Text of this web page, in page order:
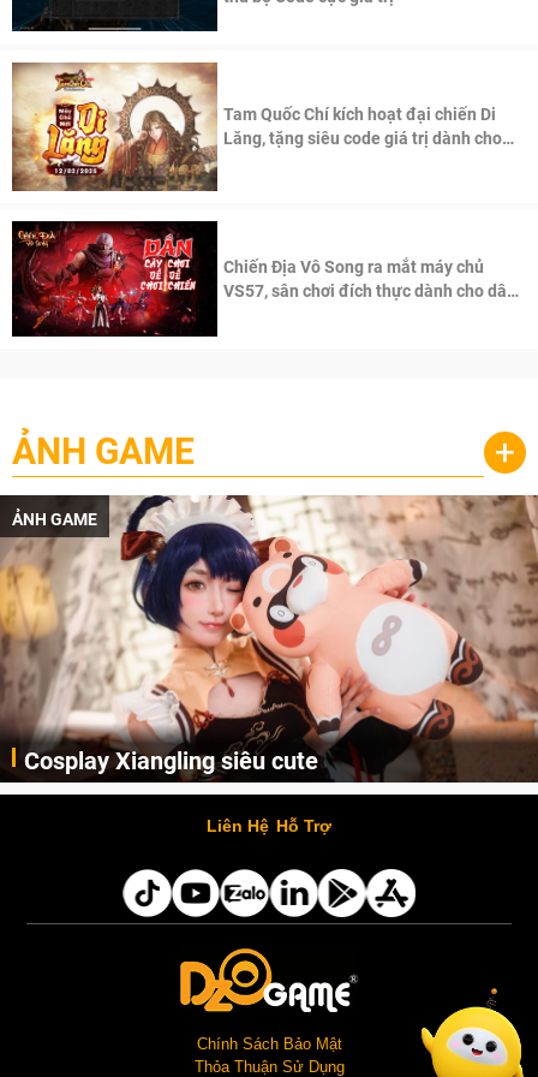
Tam Quốc Chí kích hoạt đại chiến Di
Lăng, tặng siêu code giá trị dành cho
Chiến Địa Vô Song ra mắt máy chủ
VS57, sân chơi đích thực dành cho dân
ẢNH GAME +
ẢNH GAME
Cosplay Xiangling siêu cute
Cùng thưởng thức những hình ảnh cosplay Xiangling trong Genshin Impact siêu dễ thương của người dùng Weibo "阿包也是兔娘"
Liên Hệ Hỗ Trợ
Chính Sách Bảo Mật
Thỏa Thuận Sử Dụng